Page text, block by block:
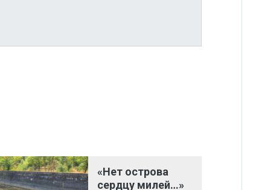
«Нет острова
сердцу милей…»